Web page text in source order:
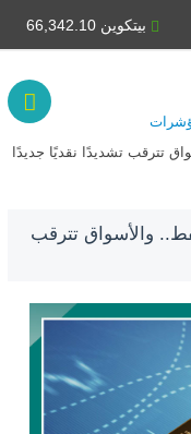
بيتكوين 66,342.10
تترقب تشديدًا نقديًا جديدًا
والأسواق تترقب